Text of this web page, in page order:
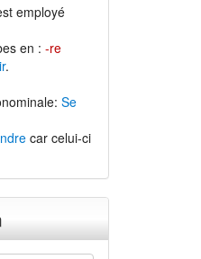
employé
en : -re
.
Se
car celui-ci